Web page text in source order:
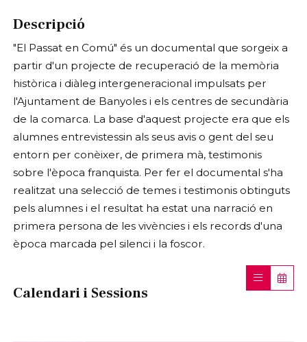
Descripció
"El Passat en Comú" és un documental que sorgeix a
partir d'un projecte de recuperació de la memòria
històrica i diàleg intergeneracional impulsats per
l'Ajuntament de Banyoles i els centres de secundària
de la comarca. La base d'aquest projecte era que els
alumnes entrevistessin als seus avis o gent del seu
entorn per conèixer, de primera mà, testimonis
sobre l'època franquista. Per fer el documental s'ha
realitzat una selecció de temes i testimonis obtinguts
pels alumnes i el resultat ha estat una narració en
primera persona de les vivències i els records d'una
època marcada pel silenci i la foscor.
Calendari i Sessions